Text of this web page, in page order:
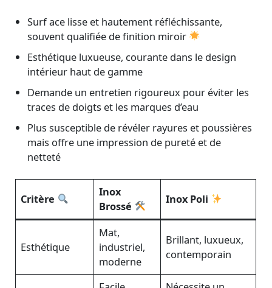
Surf ace lisse et hautement réfléchissante,
souvent qualifiée de finition miroir
Esthétique luxueuse, courante dans le design
intérieur haut de gamme
Demande un entretien rigoureux pour éviter les
traces de doigts et les marques d’eau
Plus susceptible de révéler rayures et poussières
mais offre une impression de pureté et de
netteté
Critère
Inox
Brossé
Inox Poli
Esthétique
Mat,
industriel,
moderne
Brillant, luxueux,
contemporain